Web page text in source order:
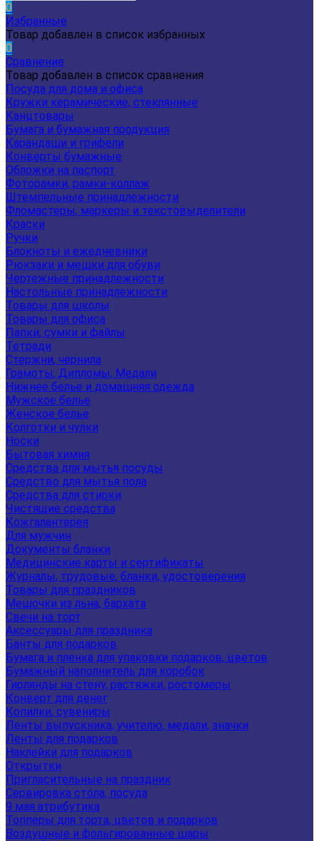
0
Избранные
Товар добавлен в список избранных
0
Сравнение
Товар добавлен в список сравнения
Посуда для дома и офиса
Кружки керамические, стеклянные
Канцтовары
Бумага и бумажная продукция
Карандаши и грифели
Конверты бумажные
Обложки на паспорт
Фоторамки, рамки-коллаж
Штемпельные принадлежности
Фломастеры, маркеры и текстовыделители
Краски
Ручки
Блокноты и ежедневники
Рюкзаки и мешки для обуви
Чертежные принадлежности
Настольные принадлежности
Товары для школы
Товары для офиса
Папки, сумки и файлы
Тетради
Стержни, чернила
Грамоты, Дипломы, Медали
Нижнее белье и домашняя одежда
Мужское белье
Женское белье
Колготки и чулки
Носки
Бытовая химия
Средства для мытья посуды
Средство для мытья пола
Средства для стирки
Чистящие средства
Кожгалантерея
Для мужчин
Документы бланки
Медицинские карты и сертификаты
Журналы, трудовые, бланки, удостоверения
Товары для праздников
Мешочки из льна, бархата
Свечи на торт
Аксессуары для праздника
Банты для подарков
Бумага и пленка для упаковки подарков, цветов
Бумажный наполнитель для коробок
Гирлянды на стену, растяжки, ростомеры
Конверт для денег
Копилки, сувениры
Ленты выпускника, учителю, медали, значки
Ленты для подарков
Наклейки для подарков
Открытки
Пригласительные на праздник
Сервировка стола, посуда
9 мая атрибутика
Топперы для торта, цветов и подарков
Воздушные и фольгированные шары